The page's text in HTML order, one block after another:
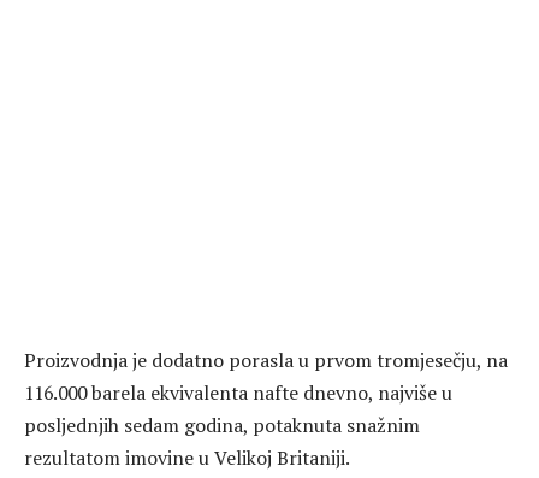
Proizvodnja je dodatno porasla u prvom tromjesečju, na
116.000 barela ekvivalenta nafte dnevno, najviše u
posljednjih sedam godina, potaknuta snažnim
rezultatom imovine u Velikoj Britaniji.